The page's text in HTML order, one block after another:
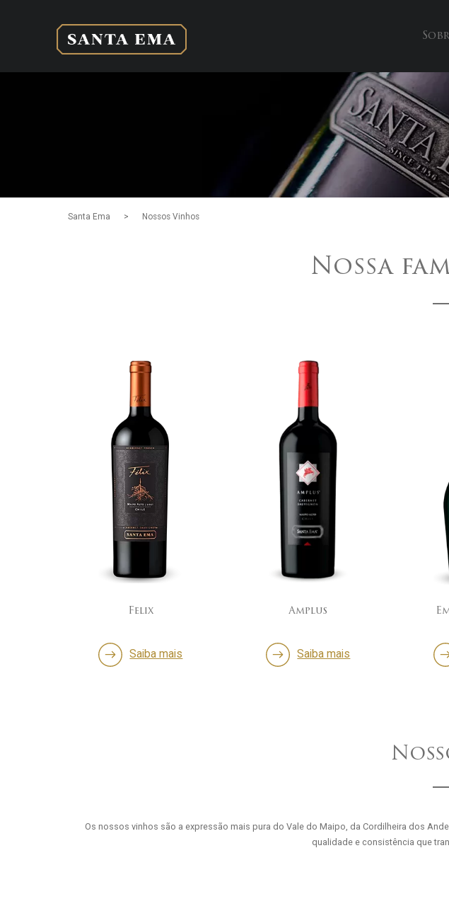
Santa Ema > Nossos Vinhos
Nossa
Amplus
Saiba mais
Ema Sparkling
Saiba mais
Os nossos vinhos são a expressão mais pura do Vale do Maipo, da Cordilheira dos
qualidade e consistência que